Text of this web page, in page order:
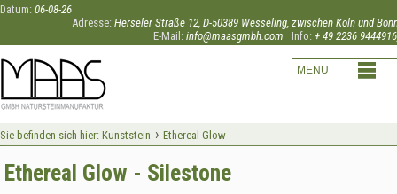
Datum: 06-08-26
Adresse: Herseler Straße 12, D-50389 Wesseling, zwischen Köln und
Info: + 49 2236 9444916
E-Mail: info@maasgmbh.com
Sie befinden sich hier: Kunststein › Ethereal Glow
Ethereal Glow - Silestone